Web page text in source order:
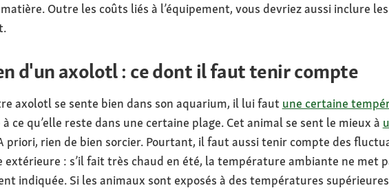
Outre les coûts liés à l’équipement, vous devriez aussi inclure
d'un axolotl : ce dont il faut tenir compte
axolotl se sente bien dans son aquarium, il lui faut une certaine
ce qu’elle reste dans une certaine plage. Cet animal se sent le mieux à
priori, rien de bien sorcier. Pourtant, il faut aussi tenir compte des
: s’il fait très chaud en été, la température ambiante ne met
indiquée. Si les animaux sont exposés à des températures